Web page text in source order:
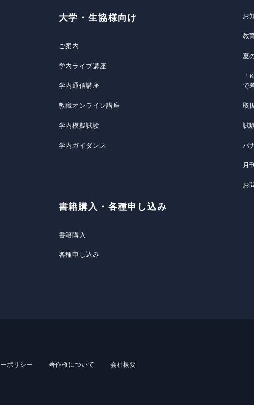
大学・生協様向け
ご案内
学内ライブ講座
学内通信講座
教職オンライン講座
学内模擬試験
学内ガイダンス
書籍購入・各種申し込み
書籍購入
各種申し込み
お
教
夏
で
取
試
バ
月
お
ポリシー 著作権について 会社概要